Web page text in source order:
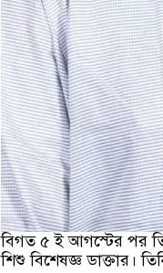
বিগত ৫ ই আগস্টের পর
শিশু বিশেষজ্ঞ ডাক্তার।